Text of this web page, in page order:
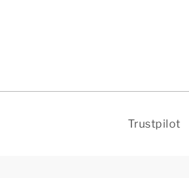
Trustpilot